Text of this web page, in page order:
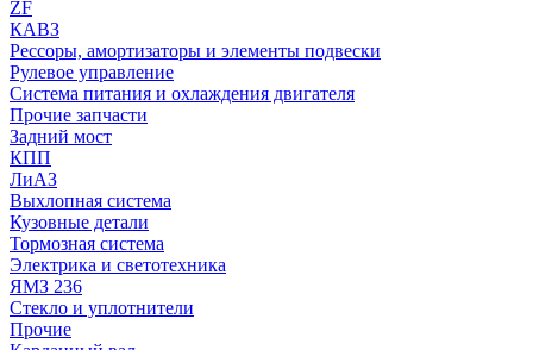
ZF
КАВЗ
Рессоры, амортизаторы и элементы подвески
Рулевое управление
Система питания и охлаждения двигателя
Прочие запчасти
Задний мост
КПП
ЛиАЗ
Выхлопная система
Кузовные детали
Тормозная система
Электрика и светотехника
ЯМЗ 236
Стекло и уплотнители
Прочие